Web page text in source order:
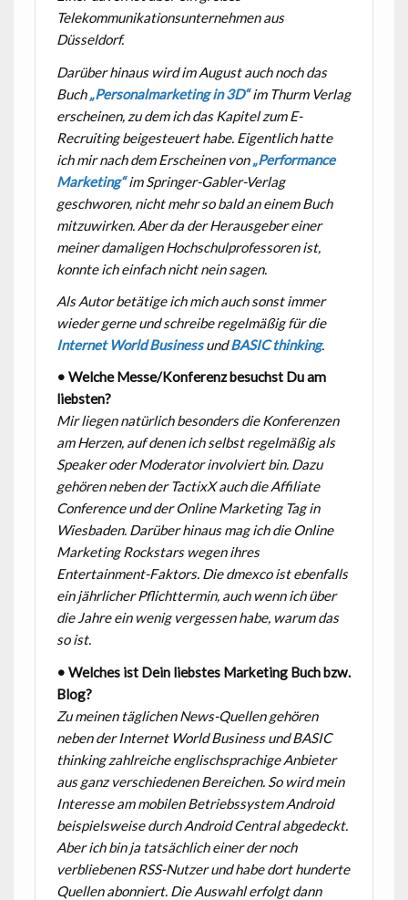
Telekommunikationsunternehmen aus
Düsseldorf.
Darüber hinaus wird im August auch noch das
Buch „Personalmarketing in 3D“ im Thurm Verlag
erscheinen, zu dem ich das Kapitel zum E-
Recruiting beigesteuert habe. Eigentlich hatte
ich mir nach dem Erscheinen von „Performance
Marketing“ im Springer-Gabler-Verlag
geschworen, nicht mehr so bald an einem Buch
mitzuwirken. Aber da der Herausgeber einer
meiner damaligen Hochschulprofessoren ist,
konnte ich einfach nicht nein sagen.
Als Autor betätige ich mich auch sonst immer
wieder gerne und schreibe regelmäßig für die
Internet World Business undBASIC thinking.
• Welche Messe/Konferenz besuchst Du am
liebsten?
Mir liegen natürlich besonders die Konferenzen
am Herzen, auf denen ich selbst regelmäßig als
Speaker oder Moderator involviert bin. Dazu
gehören neben der TactixX auch die Affiliate
Conference und der Online Marketing Tag in
Wiesbaden. Darüber hinaus mag ich die Online
Marketing Rockstars wegen ihres
Entertainment-Faktors. Die dmexco ist ebenfalls
ein jährlicher Pflichttermin, auch wenn ich über
die Jahre ein wenig vergessen habe, warum das
so ist.
• Welches ist Dein liebstes Marketing Buch bzw.
Blog?
Zu meinen täglichen News-Quellen gehören
neben der Internet World Business und BASIC
thinking zahlreiche englischsprachige Anbieter
aus ganz verschiedenen Bereichen. So wird mein
Interesse am mobilen Betriebssystem Android
beispielsweise durch Android Central abgedeckt.
Aber ich bin ja tatsächlich einer der noch
verbliebenen RSS-Nutzer und habe dort hunderte
Quellen abonniert. Die Auswahl erfolgt dann